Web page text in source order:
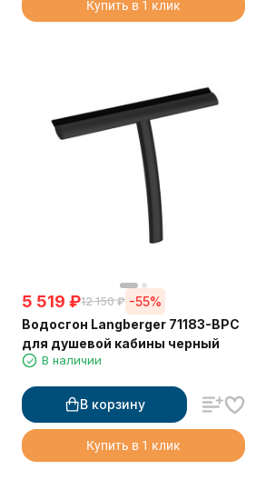
Купить в 1 клик
5 519 ₽12 150 ₽ -55%
Водосгон Langberger 71183-BPC
для душевой кабины черный
В наличии
В корзину
Купить в 1 клик